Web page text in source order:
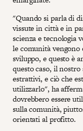
"Quando si parla di
vissute in città e in
scienza e tecnologia
le comunità
sviluppo, e questo è
questo caso, il
estrattivi, e ciò che
utilizzarlo", ha
dovrebbero essere
sulla comunità,
orientati al profitto.